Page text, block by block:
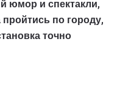
юмор и спектакли,
по городу,
точно